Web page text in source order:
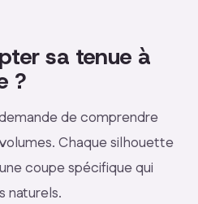
sa tenue à
?
de comprendre
Chaque silhouette
coupe spécifique qui
naturels.